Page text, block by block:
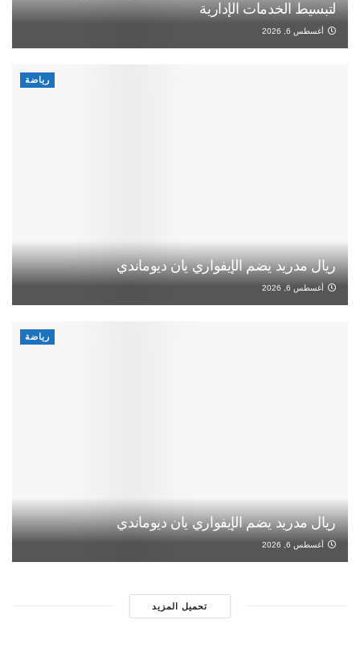
لتبسيط الخدمات الإدارية
أغسطس 6, 2026
رياضة
ريال مدريد يضم الإيفواري يان ديوماندي
أغسطس 6, 2026
رياضة
ريال مدريد يضم الإيفواري يان ديوماندي
أغسطس 6, 2026
تحميل المزيد